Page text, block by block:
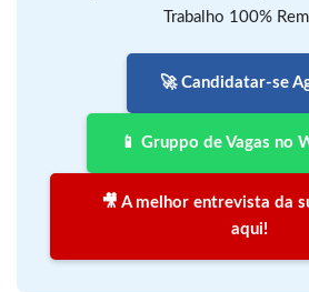
Trabalho 100%
🚀 Candidatar-se
📱 Gruppo de Vagas no
🎥 A melhor entrevista da
aqui!